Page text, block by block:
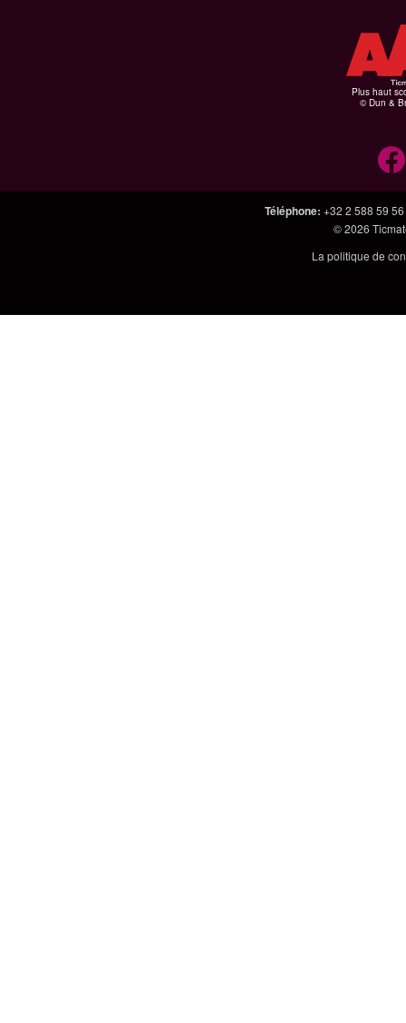
Plus haut
© Dun &
Téléphone: +32 2 588 59 56
© 2026
La politique de